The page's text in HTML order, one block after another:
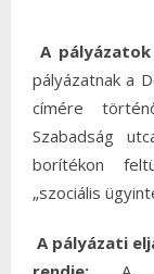
A
pályázatnak a
címére
Szabadság
borítékon
„szociális
A pályázati